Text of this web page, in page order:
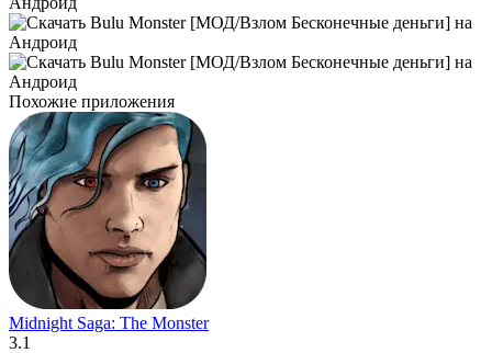
Похожие приложения
Midnight Saga: The Monster
3.1